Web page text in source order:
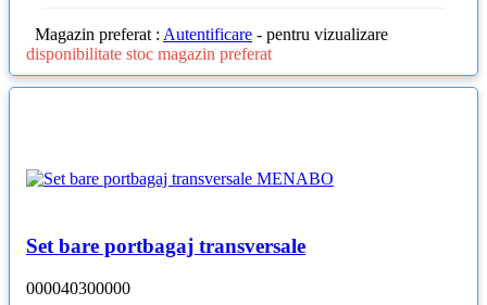
Magazin preferat : Autentificare - pentru vizualizare
disponibilitate stoc magazin preferat
Set bare portbagaj transversale
000040300000